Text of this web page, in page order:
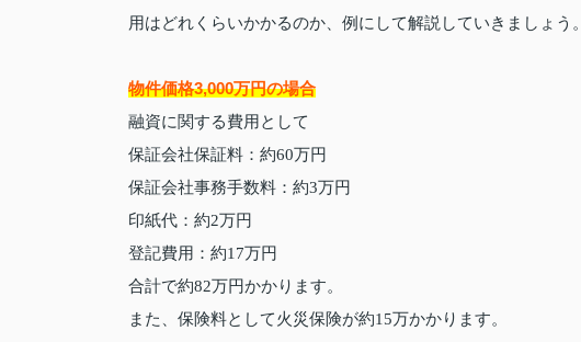
用はどれくらいかかるのか、例にして解説していきましょう。
物件価格3,000万円の場合
融資に関する費用として
保証会社保証料：約60万円
保証会社事務手数料：約3万円
印紙代：約2万円
登記費用：約17万円
合計で約82万円かかります。
また、保険料として火災保険が約15万かかります。